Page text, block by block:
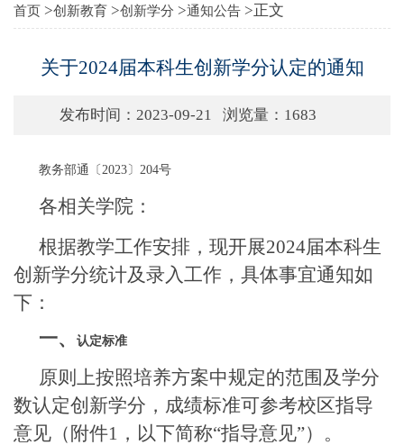
首页 >创新教育 >创新学分 >通知公告 >正文
关于2024届本科生创新学分认定的通知
发布时间：2023-09-21 浏览量： 1683
教务部通〔 2023 〕 204号
各相关学院：
根据教学工作安排，现开展2024届本科生
创新学分统计及录入工作，具体事宜通知如
下：
一、
认定标准
原则上按照培养方案中规定的范围及学分
数认定创新学分，成绩标准可参考校区指导
意见（附件1 ，以下简称“指导意见”）。